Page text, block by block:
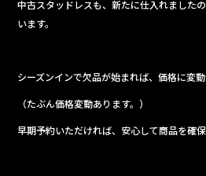
中古スタッドレスも、新たに仕入れました
います。
シーズンインで欠品が始まれば、価格に変
（たぶん価格変動あります。）
早期予約いただければ、安心して商品を確